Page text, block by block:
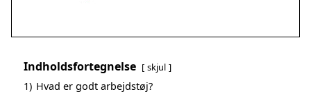
Indholdsfortegnelse skjul
1) Hvad er godt arbejdstøj?